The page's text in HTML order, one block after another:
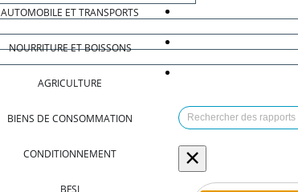
AUTOMOBILE ET TRANSPORTS
NOURRITURE ET BOISSONS
AGRICULTURE
BIENS DE CONSOMMATION
CONDITIONNEMENT
BFSI
×